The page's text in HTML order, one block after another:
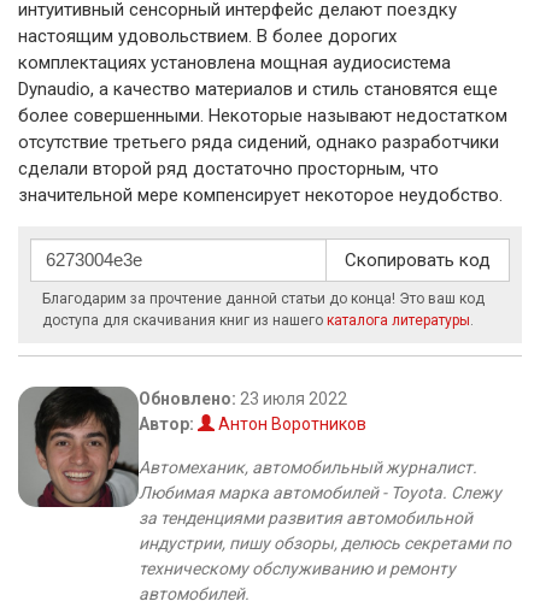
интуитивный сенсорный интерфейс делают поездку
настоящим удовольствием. В более дорогих
комплектациях установлена мощная аудиосистема
Dynaudio, а качество материалов и стиль становятся еще
более совершенными. Некоторые называют недостатком
отсутствие третьего ряда сидений, однако разработчики
сделали второй ряд достаточно просторным, что
значительной мере компенсирует некоторое неудобство.
Скопировать код
Благодарим за прочтение данной статьи до конца! Это ваш код
доступа для скачивания книг из нашего каталога литературы.
Обновлено: 23 июля 2022
Автор:
Антон Воротников
Автомеханик, автомобильный журналист.
Любимая марка автомобилей - Toyota. Слежу
за тенденциями развития автомобильной
индустрии, пишу обзоры, делюсь секретами по
техническому обслуживанию и ремонту
автомобилей.